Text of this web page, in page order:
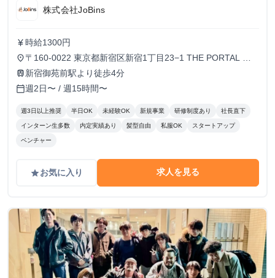
株式会社JoBins
currency_yen 時給1300円
place 〒160-0022 東京都新宿区新宿1丁目23−1 THE PORTAL 新
宿御苑10F
train 新宿御苑前駅より徒歩4分
calendar_today週2日〜 / 週15時間〜
週3日以上推奨 半日OK 未経験OK 新規事業 研修制度あり 社長直下
インターン生多数 内定実績あり 髪型自由 私服OK スタートアップ
ベンチャー
gradeお気に入り 求人を見る